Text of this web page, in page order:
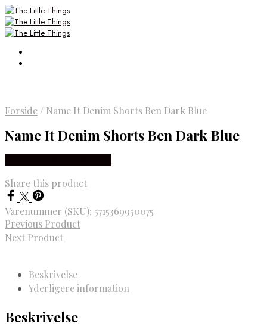
Forside / Name It Denim Shorts Ben Dark Blue
Name It Denim Shorts Ben Dark Blue
Share this product
Varenummer (SKU): 5715369950075
Previous Product
Next Product
Beskrivelse
Yderligere information
Beskrivelse